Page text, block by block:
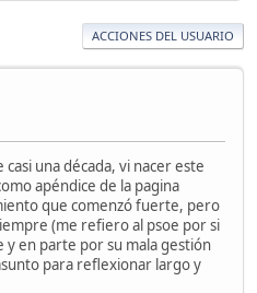
ACCIONES DEL USUARIO
una década, vi nacer este
apéndice de la pagina
que comenzó fuerte, pero
(me refiero al psoe por si
en parte por su mala gestión
para reflexionar largo y